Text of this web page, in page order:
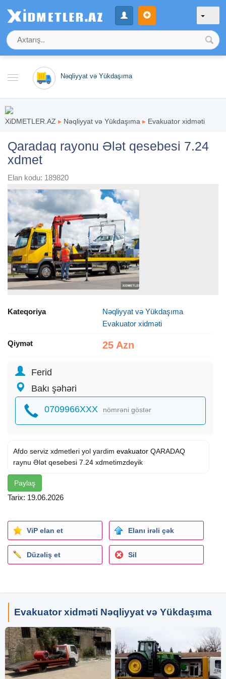
Nəqliyyat və Yükdaşıma
XiDMETLER.AZ ▸ Nəqliyyat və Yükdaşıma ▸ Evakuator xidməti
Qaradaq rayonu Ələt qesebesi 7.24
xdmet
Elan kodu: 189820
Kateqoriya
Nəqliyyat və Yükdaşıma
Evakuator xidməti
Qiymət 25 Azn
Ferid
Bakı şəhəri
0709966XXX nömrəni göstər
Afdo serviz xdmetleri yol yardim evakuator QARADAQ
raynu Ələt qesebesi 7.24 xdmetimzdeyik
Paylaş
Tarix: 19.06.2026
ViP elan et Elanı irəli çək
Düzəliş et Sil
Evakuator xidməti Nəqliyyat və Yükdaşıma